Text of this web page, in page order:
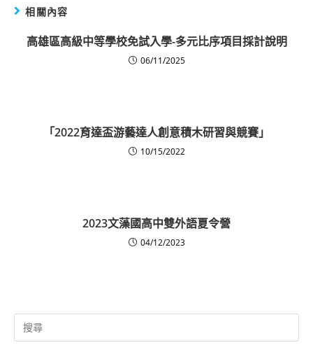
相關內容
高雄區高級中等學校免試入學-多元比序項目採計說明
06/11/2025
「2022育達盃游藝達人創意積木研習與競賽」
10/15/2022
2023文藻國高中雙外語夏令營
04/12/2023
Search
for: